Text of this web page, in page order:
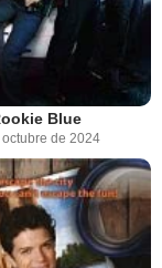
Blue
octubre de 2024